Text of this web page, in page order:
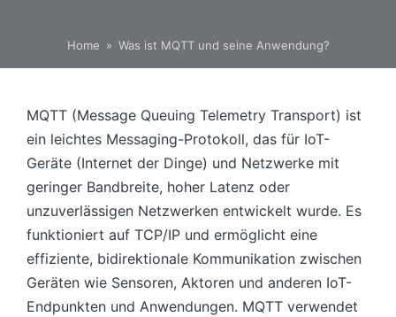
Home » Was ist MQTT und seine Anwendung?
MQTT (Message Queuing Telemetry Transport) ist
ein leichtes Messaging-Protokoll, das für IoT-
Geräte (Internet der Dinge) und Netzwerke mit
geringer Bandbreite, hoher Latenz oder
unzuverlässigen Netzwerken entwickelt wurde. Es
funktioniert auf TCP/IP und ermöglicht eine
effiziente, bidirektionale Kommunikation zwischen
Geräten wie Sensoren, Aktoren und anderen IoT-
Endpunkten und Anwendungen. MQTT verwendet